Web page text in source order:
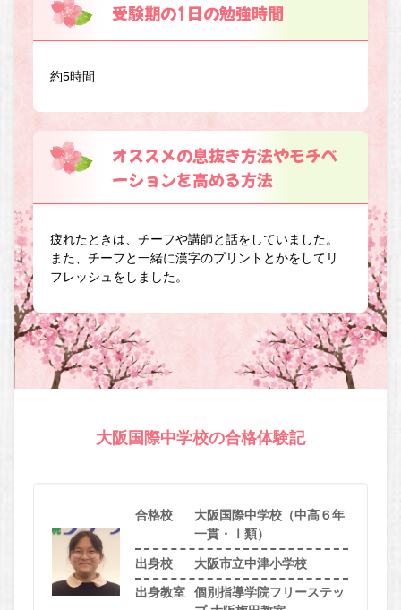
受験期の1日の勉強時間
約5時間
オススメの息抜き方法やモチベ
ーションを高める方法
疲れたときは、チーフや講師と話をしていました。
また、チーフと一緒に漢字のプリントとかをしてリ
フレッシュをしました。
大阪国際中学校の合格体験記
合格校
大阪国際中学校（中高６年
一貫・Ⅰ類）
出身校 大阪市立中津小学校
出身教室
個別指導学院フリーステッ